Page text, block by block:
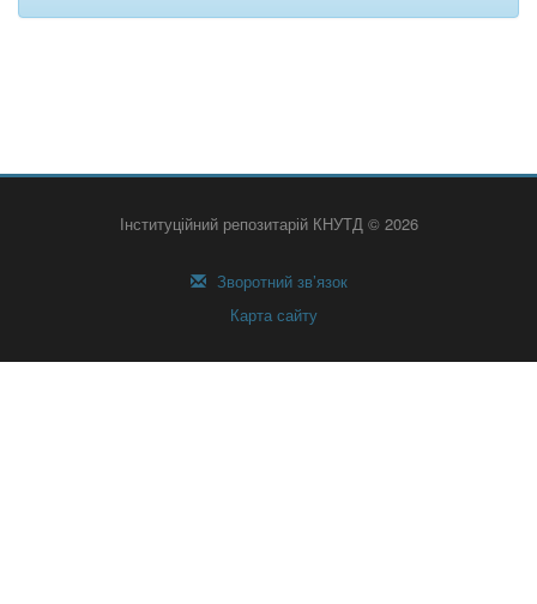
Інституційний репозитарій КНУТД © 2026
Зворотний зв’язок
Карта сайту